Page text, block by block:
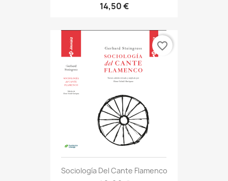
14,50 €
Sociología Del Cante Flamenco
favorite_border